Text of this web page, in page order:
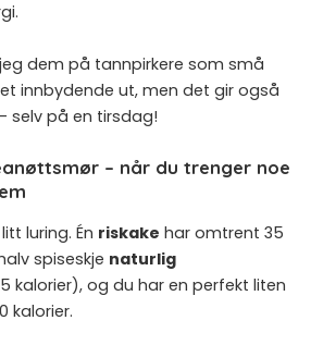
dem på tannpirkere som små
innbydende ut, men det gir også
selv på en tirsdag!
– når du trenger noe
luring. Én riskake har omtrent 35
spiseskje naturlig
kalorier), og du har en perfekt liten
kalorier.